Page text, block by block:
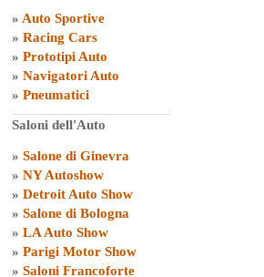
» Auto Sportive
» Racing Cars
» Prototipi Auto
» Navigatori Auto
» Pneumatici
Saloni dell'Auto
» Salone di Ginevra
» NY Autoshow
» Detroit Auto Show
» Salone di Bologna
» LA Auto Show
» Parigi Motor Show
» Saloni Francoforte